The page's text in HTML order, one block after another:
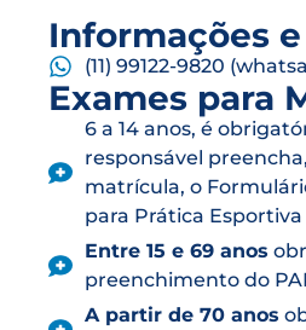
Informações
(11) 99122-9820
Exames para
6 a 14 anos, é
responsável
matrícula, o
para Prática
Entre 15 e 69 anos
preenchimento do
A partir de 70 anos